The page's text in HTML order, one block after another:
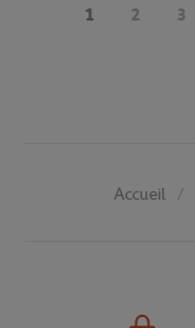
1 2 3
Accueil